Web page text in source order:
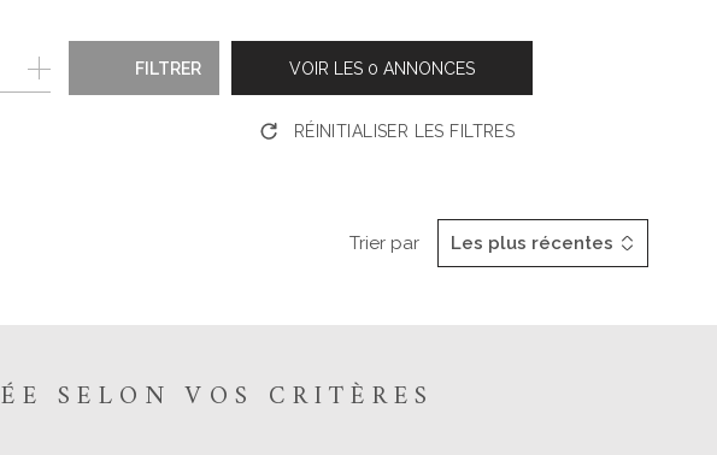
FILTRER VOIR LES 0 ANNONCES
RÉINITIALISER LES FILTRES
Trier par Les plus récentes
SELON VOS CRITÈRES